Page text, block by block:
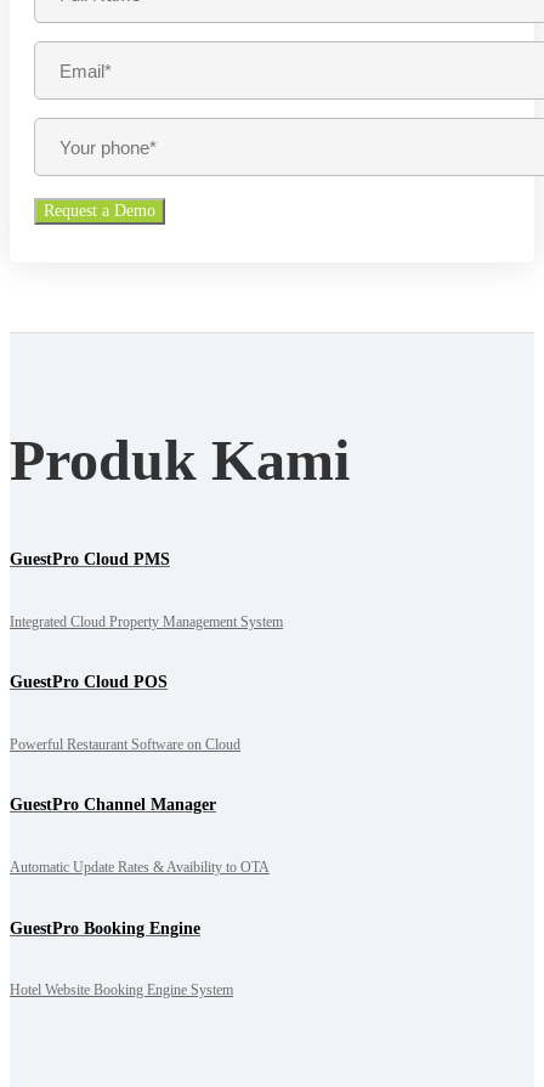
Produk Kami
GuestPro Cloud PMS
Integrated Cloud Property Management System
GuestPro Cloud POS
Powerful Restaurant Software on Cloud
GuestPro Channel Manager
Automatic Update Rates & Avaibility to OTA
GuestPro Booking Engine
Hotel Website Booking Engine System